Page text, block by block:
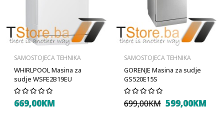
SAMOSTOJECA TEHNIKA
WHIRLPOOL Masina za
sudje WSFE2B19EU
669,00KM
SAMOSTOJECA TEHNIKA
GORENJE Masina za sudje
GS520E15S
699,00KM 599,00KM